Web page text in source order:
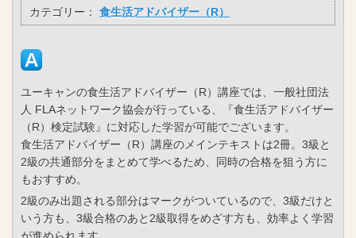
カテゴリー： 食生活アドバイザー（R）
ユーキャンの食生活アドバイザー（R）講座では、一般社団法
人 FLAネットワーク協会が行っている、『食生活アドバイザー
（R）検定試験』に対応した学習が可能でございます。
食生活アドバイザー（R）講座のメインテキストは2冊。3級と
2級の共通部分をまとめて学べるため、同時の合格を狙う方に
もおすすめ。
2級のみ出題される部分はマークがついているので、3級だけと
いう方も、3級合格のあと2級取得をめざす方も、効率よく学習